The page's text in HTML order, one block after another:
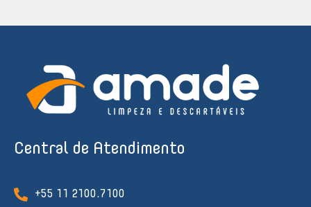
Central de Atendimento
+55 11 2100.7100